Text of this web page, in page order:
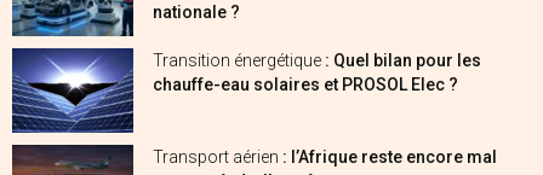
nationale ?
Transition énergétique : Quel bilan pour les
chauffe-eau solaires et PROSOL Elec ?
Transport aérien : l’Afrique reste encore mal